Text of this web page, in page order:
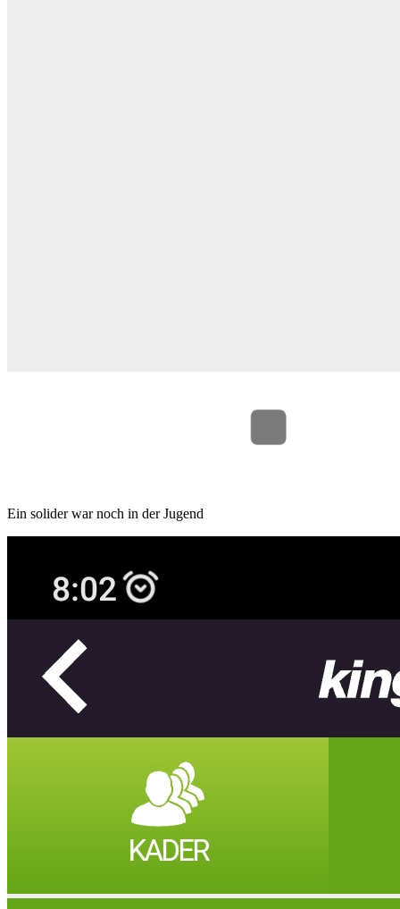
Ein solider war noch in der Jugend